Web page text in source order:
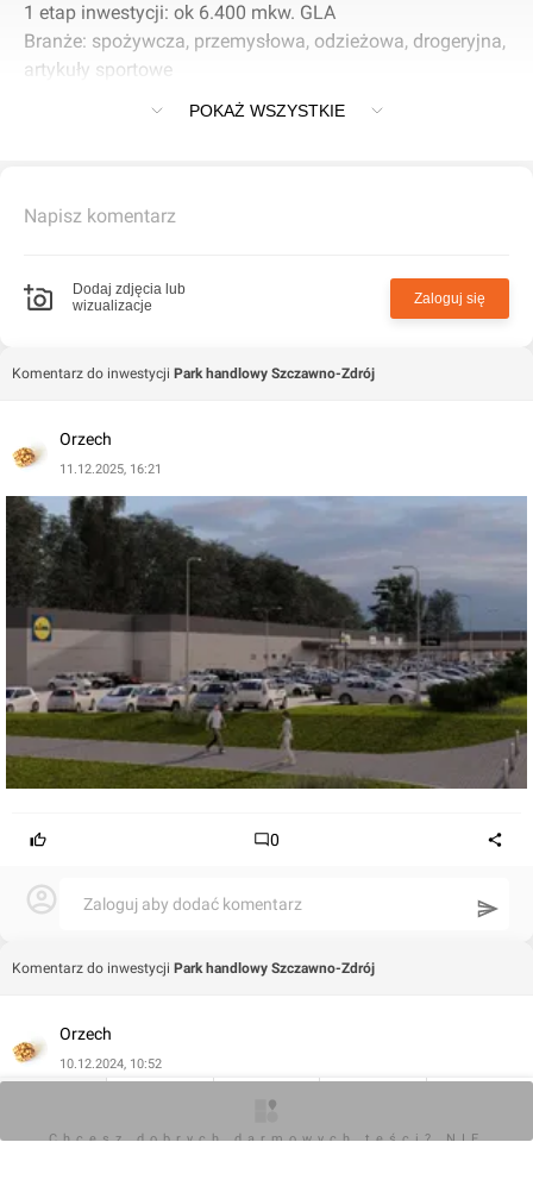
1 etap inwestycji: ok 6.400 mkw. GLA
Branże: spożywcza, przemysłowa, odzieżowa, drogeryjna,
artykuły sportowe
17.000 mkw. powierzchnia działki
POKAŻ WSZYSTKIE
Napisz komentarz
Dodaj zdjęcia lub
wizualizacje
Zaloguj się
Komentarz do inwestycji Park handlowy Szczawno-Zdrój
Orzech
11.12.2025, 16:21
0
Zaloguj aby dodać komentarz
Komentarz do inwestycji Park handlowy Szczawno-Zdrój
Orzech
10.12.2024, 10:52
Chcesz dobrych darmowych teści? NIE